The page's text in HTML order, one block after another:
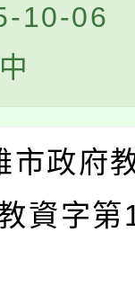
10-06
政府
資字